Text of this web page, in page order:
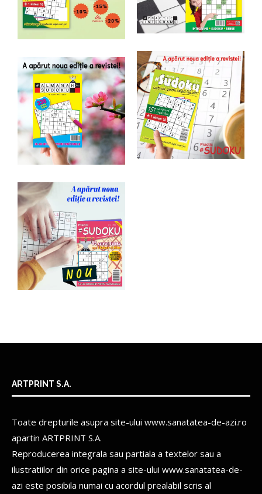
ARTPRINT S.A.
Toate drepturile asupra site-ului www.sanatatea-de-azi.ro
apartin ARTPRINT S.A.
Reproducerea integrala sau partiala a textelor sau a
ilustratiilor din orice pagina a site-ului www.sanatatea-de-
azi este posibila numai cu acordul prealabil scris al